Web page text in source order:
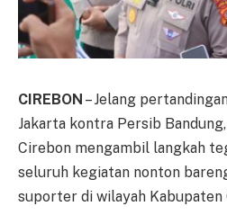
CIREBON – Jelang
Jakarta kontra Persib
Cirebon mengambil langkah
seluruh kegiatan nonton
suporter di wilayah Kabupaten